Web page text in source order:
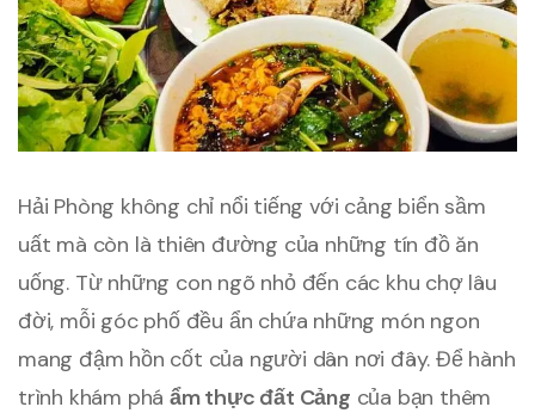
Hải Phòng không chỉ nổi tiếng với cảng biển sầm
uất mà còn là thiên đường của những tín đồ ăn
uống. Từ những con ngõ nhỏ đến các khu chợ lâu
đời, mỗi góc phố đều ẩn chứa những món ngon
mang đậm hồn cốt của người dân nơi đây. Để hành
trình khám pháẩm thực đất Cảng của bạn thêm